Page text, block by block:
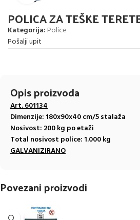
POLICA ZA TEŠKE
Kategorija: Police
Pošalji upit
Opis proizvoda
Art.601134
Dimenzije: 180x90x40 cm/5 stalaža
Nosivost: 200 kg po etaži
Total nosivost police: 1.000kg
GALVANIZIRANO
Povezani proizvodi